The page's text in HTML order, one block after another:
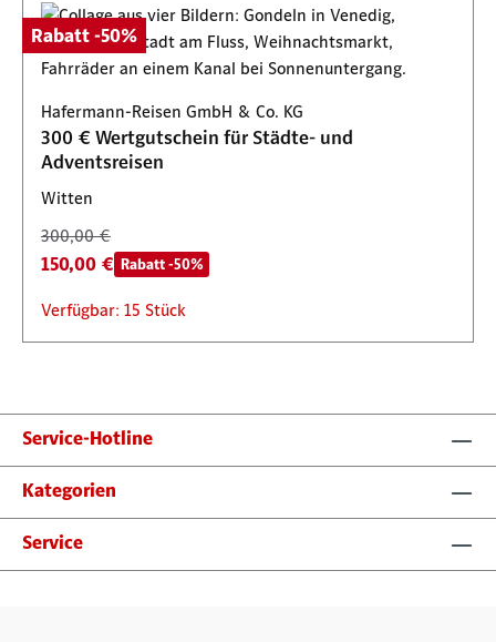
Rabatt -50%
Hafermann-Reisen GmbH & Co. KG
300 € Wertgutschein für Städte- und
Adventsreisen
Witten
300,00 €
150,00 € Rabatt -50%
Verfügbar: 15 Stück
Service-Hotline
Kategorien
Service